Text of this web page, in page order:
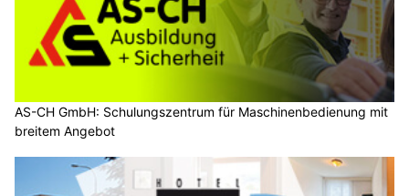
AS-CH GmbH: Schulungszentrum für Maschinenbedienung mit
breitem Angebot